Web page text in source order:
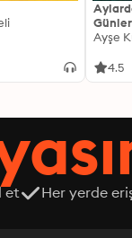
Ayşe
4.5
et Her yerde